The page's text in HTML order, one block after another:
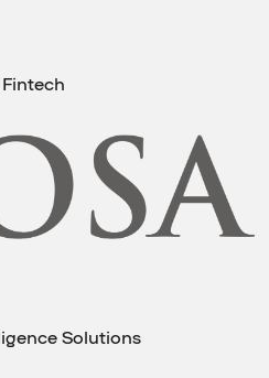
Solutions